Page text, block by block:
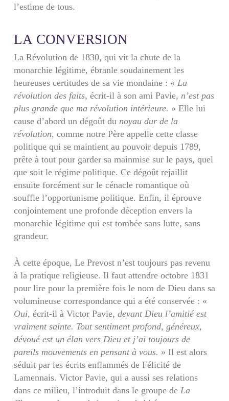
l’estime de tous.
LA CONVERSION
La Révolution de 1830, qui vit la chute de la
monarchie légitime, ébranle soudainement les
heureuses certitudes de sa vie mondaine : « La
révolution des faits, écrit-il à son ami Pavie, n’est pas
plus grande que ma révolution intérieure. » Elle lui
cause d’abord un dégoût du noyau dur de la
révolution, comme notre Père appelle cette classe
politique qui se maintient au pouvoir depuis 1789,
prête à tout pour garder sa mainmise sur le pays, quel
que soit le régime politique. Ce dégoût rejaillit
ensuite forcément sur le cénacle romantique où
souffle l’opportunisme politique. Enfin, il éprouve
conjointement une profonde déception envers la
monarchie légitime qui est tombée sans lutte, sans
grandeur.
À cette époque, Le Prevost n’est toujours pas revenu
à la pratique religieuse. Il faut attendre octobre 1831
pour lire pour la première fois le nom de Dieu dans sa
volumineuse correspondance qui a été conservée : «
Oui, écrit-il à Victor Pavie, devant Dieu l’amitié est
vraiment sainte. Tout sentiment profond, généreux,
dévoué est un élan vers Dieu et j’ai toujours de
pareils mouvements en pensant à vous. » Il est alors
séduit par les écrits enflammés de Félicité de
Lamennais. Victor Pavie, qui a aussi ses relations
dans ce milieu, l’introduit dans le groupe de La